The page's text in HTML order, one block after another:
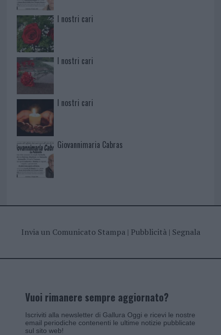
I nostri cari
I nostri cari
I nostri cari
Giovannimaria Cabras
Invia un Comunicato Stampa| Pubblicità| Segnala
Vuoi rimanere sempre aggiornato?
Iscriviti alla newsletter di Gallura Oggi e ricevi le nostre
email periodiche contenenti le ultime notizie pubblicate
sul sito web!